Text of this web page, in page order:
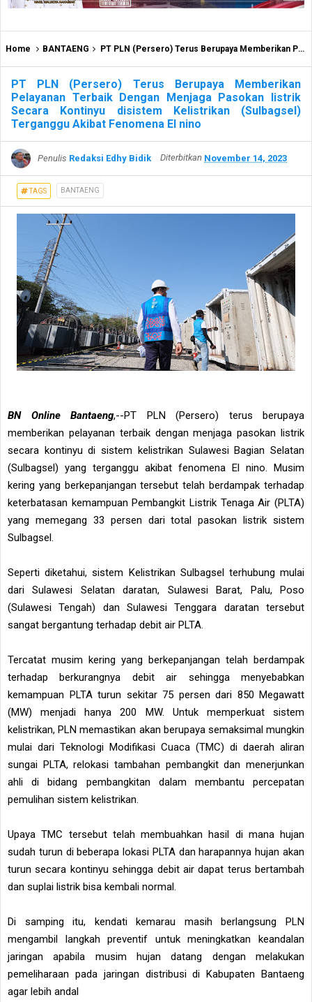
Home BANTAENG PT PLN (Persero) Terus Berupaya Memberikan Pelayanan Terbaik Dengan Menjaga Pasokan listrik Secara Kontinyu disistem Kelistrikan (Sulbagsel) Terganggu Akibat Fenomena El nino
PT PLN (Persero) Terus Berupaya Memberikan
Pelayanan Terbaik Dengan Menjaga Pasokan listrik
Secara Kontinyu disistem Kelistrikan (Sulbagsel)
Terganggu Akibat Fenomena El nino
Penulis Redaksi Edhy Bidik Diterbitkan November 14, 2023
TAGS BANTAENG
BN Online Bantaeng,--PT PLN (Persero) terus berupaya
memberikan pelayanan terbaik dengan menjaga pasokan listrik
secara kontinyu di sistem kelistrikan Sulawesi Bagian Selatan
(Sulbagsel) yang terganggu akibat fenomena El nino. Musim
kering yang berkepanjangan tersebut telah berdampak terhadap
keterbatasan kemampuan Pembangkit Listrik Tenaga Air (PLTA)
yang memegang 33 persen dari total pasokan listrik sistem
Sulbagsel.
Seperti diketahui, sistem Kelistrikan Sulbagsel terhubung mulai
dari Sulawesi Selatan daratan, Sulawesi Barat, Palu, Poso
(Sulawesi Tengah) dan Sulawesi Tenggara daratan tersebut
sangat bergantung terhadap debit air PLTA.
Tercatat musim kering yang berkepanjangan telah berdampak
terhadap berkurangnya debit air sehingga menyebabkan
kemampuan PLTA turun sekitar 75 persen dari 850 Megawatt
(MW) menjadi hanya 200 MW. Untuk memperkuat sistem
kelistrikan, PLN memastikan akan berupaya semaksimal mungkin
mulai dari Teknologi Modifikasi Cuaca (TMC) di daerah aliran
sungai PLTA, relokasi tambahan pembangkit dan menerjunkan
ahli di bidang pembangkitan dalam membantu percepatan
pemulihan sistem kelistrikan.
Upaya TMC tersebut telah membuahkan hasil di mana hujan
sudah turun di beberapa lokasi PLTA dan harapannya hujan akan
turun secara kontinyu sehingga debit air dapat terus bertambah
dan suplai listrik bisa kembali normal.
Di samping itu, kendati kemarau masih berlangsung PLN
mengambil langkah preventif untuk meningkatkan keandalan
jaringan apabila musim hujan datang dengan melakukan
pemeliharaan pada jaringan distribusi di Kabupaten Bantaeng
agar lebih andal